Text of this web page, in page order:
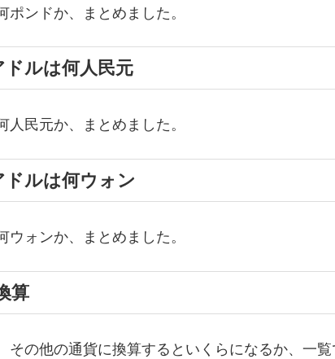
ンドか、まとめました。
ルは何人民元
民元か、まとめました。
ルは何ウォン
ォンか、まとめました。
算
その他の通貨に換算するといくらになるか、一覧